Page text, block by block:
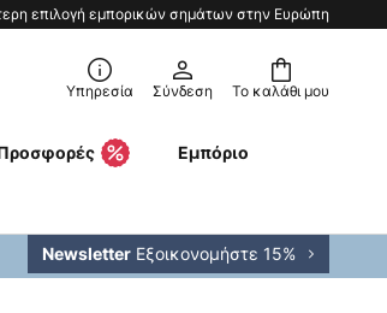
επιλογή εμπορικών σημάτων στην Ευρώπη
Το καλάθι μου
Υπηρεσία Σύνδεση
Εμπόριο
Newsletter Εξοικονομήστε 15%